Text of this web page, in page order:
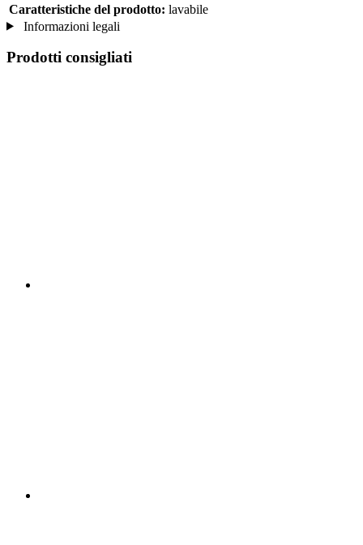
Caratteristiche del prodotto: lavabile
Informazioni legali
Prodotti consigliati